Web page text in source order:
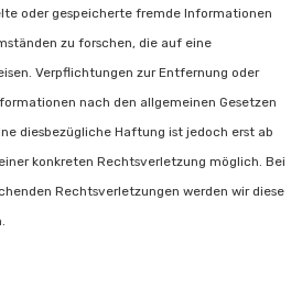
oder gespeicherte fremde Informationen
zu forschen, die auf eine
Verpflichtungen zur Entfernung oder
nach den allgemeinen Gesetzen
diesbezügliche Haftung ist jedoch erst ab
konkreten Rechtsverletzung möglich. Bei
Rechtsverletzungen werden wir diese